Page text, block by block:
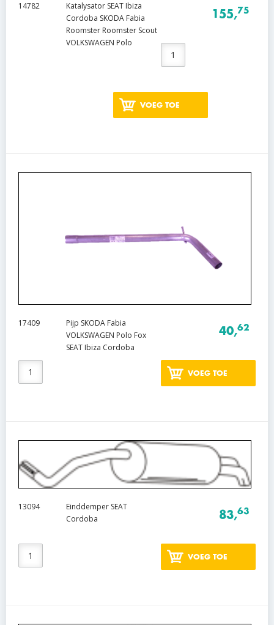
14782
Katalysator SEAT Ibiza
Cordoba SKODA Fabia
Roomster Roomster Scout
VOLKSWAGEN Polo
155,75
VOEG TOE
17409
Pijp SKODA Fabia
VOLKSWAGEN Polo Fox
SEAT Ibiza Cordoba
40,62
VOEG TOE
13094
Einddemper SEAT
Cordoba
83,63
VOEG TOE